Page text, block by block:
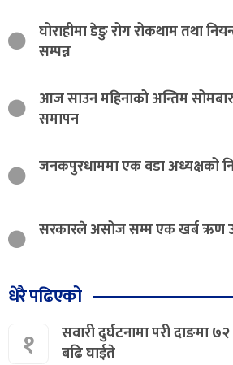
घोराहीमा डेङु रोग रोकथाम तथा
सम्पन्न
आज साउन महिनाको अन्तिम
समापन
जनकपुरधाममा एक वडा अध्यक्षको
सरकारले असोज सम्म एक खर्ब ऋण
धेरै पढिएको
१
सवारी दुर्घटनामा परी दाङमा
बढि घाईते